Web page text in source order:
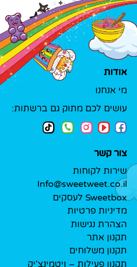
אודות
מי אנחנו
עושים לכם מתוק גם ברשתות:
צור קשר
שירות לקוחות
Info@sweetweet.co.il
Sweetbox לעסקים
מדיניות פרטיות
הצהרת נגישות
תקנון אתר
תקנון משלוחים
תקנון פעילות – ויטמינצ'יק